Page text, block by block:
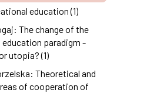
education (1)
The change of the
paradigm -
utopia? (1)
Theoretical and
of cooperation of